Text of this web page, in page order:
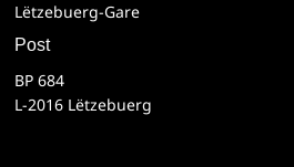
Lëtzebuerg-Gare
Post
BP 684
L-2016 Lëtzebuerg